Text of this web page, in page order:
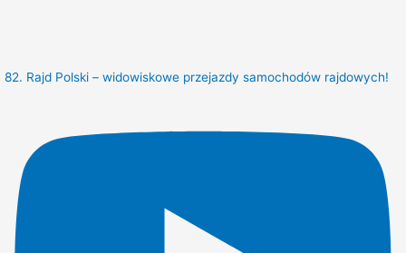
82. Rajd Polski – widowiskowe przejazdy samochodów rajdowych!